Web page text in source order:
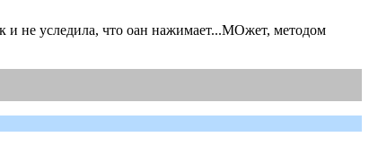
и не уследила, что оан нажимает...МОжет, методом